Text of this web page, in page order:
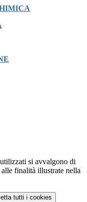
si avvalgono di
finalità illustrate nella
tutti i cookies